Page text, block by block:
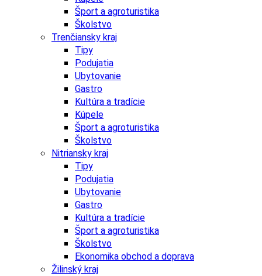
Šport a agroturistika
Školstvo
Trenčiansky kraj
Tipy
Podujatia
Ubytovanie
Gastro
Kultúra a tradície
Kúpele
Šport a agroturistika
Školstvo
Nitriansky kraj
Tipy
Podujatia
Ubytovanie
Gastro
Kultúra a tradície
Šport a agroturistika
Školstvo
Ekonomika obchod a doprava
Žilinský kraj